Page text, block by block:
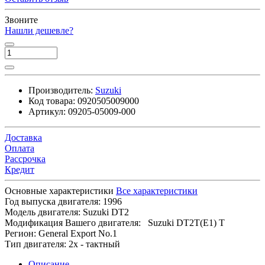
Звоните
Нашли дешевле?
Производитель: Suzuki
Код товара: 0920505009000
Артикул: 09205-05009-000
Доставка
Оплата
Рассрочка
Кредит
Основные характеристики Все характеристики
Год выпуска двигателя: 1996
Модель двигателя: Suzuki DT2
Модификация Вашего двигателя:
Suzuki DT2T(E1) T
Регион: General Export No.1
Тип двигателя: 2x - тактный